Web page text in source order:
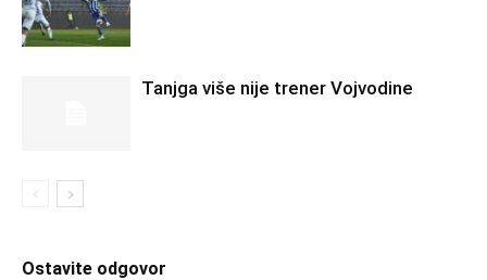
Tanjga više nije trener Vojvodine
Ostavite odgovor